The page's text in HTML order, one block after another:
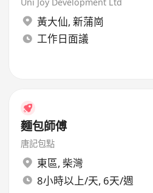
黃大仙, 新蒲崗
工作日面議
麵包師傅
唐記包點
東區, 柴灣
8小時以上/天, 6天/週